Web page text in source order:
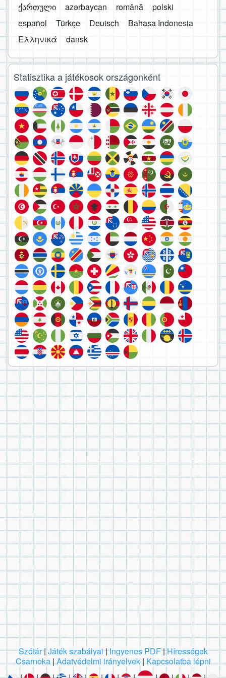
ქართული
azərbaycan română
polski
español
Türkçe Deutsch
Bahasa Indonesia
Ελληνικά
dansk
Statisztika a játékosok országonként
Szótár| Játék szabályai|Ingyenes PDF|Hírességek
Csarnoka|Adatvédelmi irányelvek|Kapcsolatba lépni